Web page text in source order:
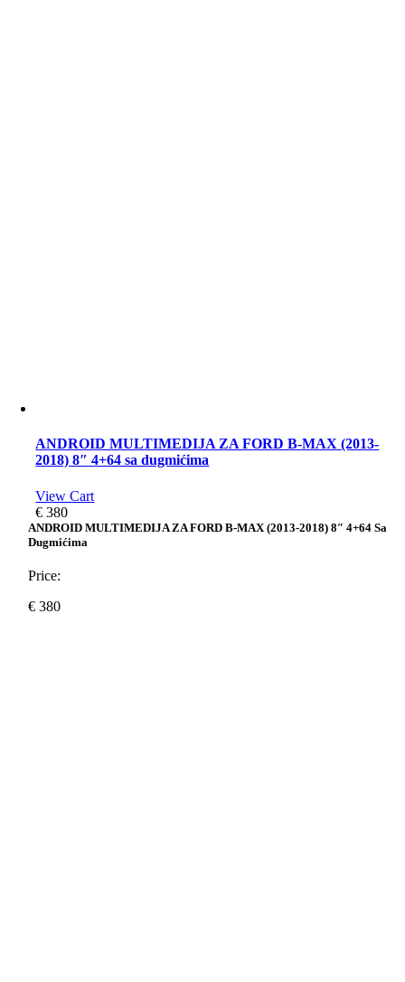
ANDROID MULTIMEDIJA ZA FORD B-MAX (2013-
2018) 8″ 4+64 sa dugmićima
View Cart
€ 380
ANDROID MULTIMEDIJA ZA FORD B-MAX (2013-2018) 8″ 4+64 Sa
Dugmićima
Price:
€ 380